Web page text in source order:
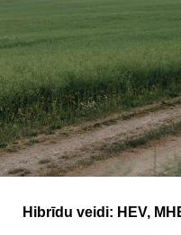
Hibrīdu veidi: HEV,